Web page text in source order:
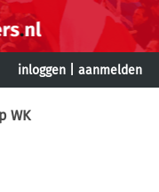
inloggen aanmelden
WK